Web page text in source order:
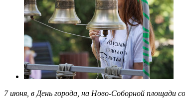
7 июня, в День города, на Ново-Соборной площади